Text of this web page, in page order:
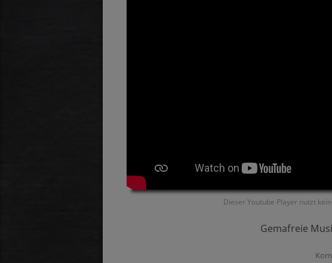
Dieser Youtube Player nutzt
Gemafreie